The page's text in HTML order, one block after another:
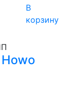
В
корзину